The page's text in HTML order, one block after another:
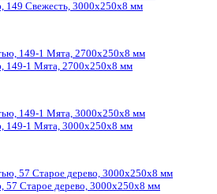
149 Свежесть, 3000x250x8 мм
149-1 Мята, 2700x250x8 мм
149-1 Мята, 3000x250x8 мм
57 Старое дерево, 3000x250x8 мм